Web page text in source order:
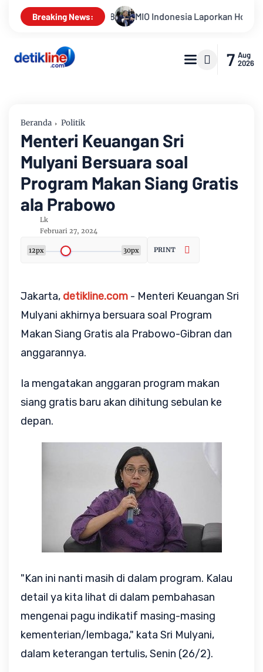
Breaking News:
MIO Indonesia Laporkan Hotman Paris ke Polda Metro
7 Aug
2026
Beranda Politik
Menteri Keuangan Sri
Mulyani Bersuara soal
Program Makan Siang Gratis
ala Prabowo
Lk
Februari 27, 2024
12px 30px PRINT
Jakarta, detikline.com - Menteri Keuangan Sri
Mulyani akhirnya bersuara soal Program
Makan Siang Gratis ala Prabowo-Gibran dan
anggarannya.
Ia mengatakan anggaran program makan
siang gratis baru akan dihitung sebulan ke
depan.
"Kan ini nanti masih di dalam program. Kalau
detail ya kita lihat di dalam pembahasan
mengenai pagu indikatif masing-masing
kementerian/lembaga," kata Sri Mulyani,
dalam keterangan tertulis, Senin (26/2).